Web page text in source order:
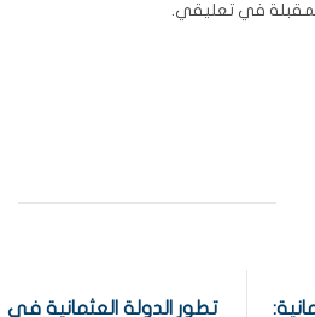
في تعليقي.
تطور الدولة العثمانية في